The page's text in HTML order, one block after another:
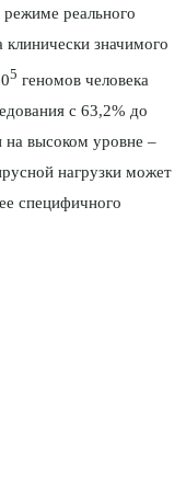
реального
значимого
5 геномов человека
с 63,2% до
на высоком уровне –
нагрузки может
специфичного